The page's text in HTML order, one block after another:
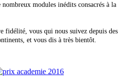
modules inédits consacrés à la
fidélité, vous qui nous suivez depuis des
et vous dis à très bientôt.